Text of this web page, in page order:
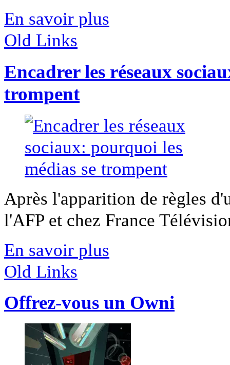
En savoir plus
Old Links
Encadrer les réseaux
trompent
Après l'apparition de règles
l'AFP et chez France
En savoir plus
Old Links
Offrez-vous un Owni